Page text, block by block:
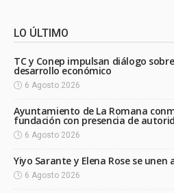
LO ÚLTIMO
TC y Conep impulsan diálogo
desarrollo económico
6 Agosto 2026
Ayuntamiento de La Romana
fundación con presencia de
6 Agosto 2026
Yiyo Sarante y Elena Rose se unen
6 Agosto 2026